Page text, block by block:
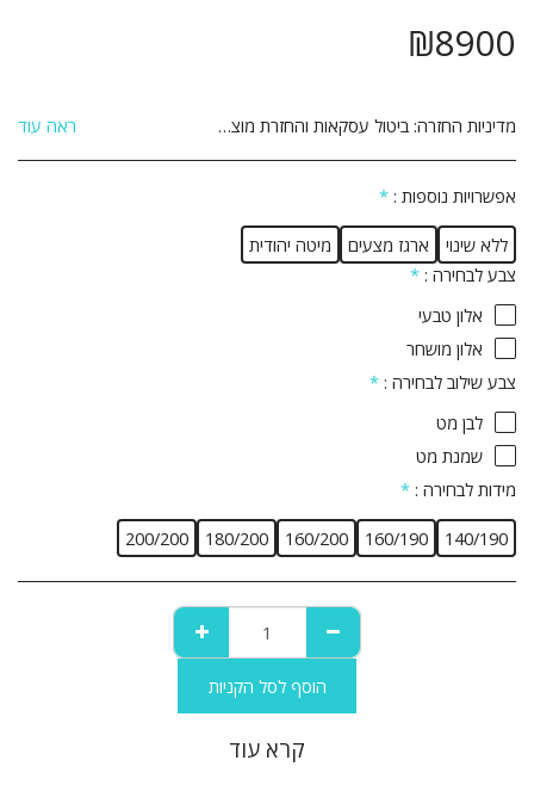
₪8900
מדיניות החזרה: ביטול עסקאות והחזרת מוצרים: הנהלת האתר עושה מאמצים רבים על מנת להבטיח את מכירתם ואספקתם של המוצרים המוצעים באתר לשביעות רצונו של הלקוח. אם לא תהיה מרוצה מן המוצר מן המוצר שרכשת תוכל לבטל את הרכישה ולהחזיר את המוצר ולקבל זיכוי כספי במחיר ששולם עבורו והוא על פי התנאים שלהלן: 1. ביטול העסקה יבוצע בתוך 14 יום שבו הלקוח קיבל את המוצר. 2. ביטול העסקה יעשה באמצעות הודעה בכתב אל הנהלת האתר באמצעות דואר רשום, פקסימיליה או דואר אלקטרוני ואשר אושרו על ידי הנהלת האתר. 3 המוצר יוחזר באריזתו המקורית, כשעדיין לא נעשה בו שימוש כלשהו וכשהוא שלם וללא פגיעה ו/או נזק ו/או פגם מכל סוג שהוא. 4 לקוח יחויב בדמי ביטול עסקה על סך 5% מערך המוצר כולל מע&quot;מ או 100 ₪ לפי הנמוך מבניהם. 5. אם המוצר סופק כבר ללקוח, חובת החזרת המוצר חלה על הלקוח והלקוח יחויב בדמי הובלה בהתאם, בנוסף לדמי הביטול הנ&quot;ל. 6. לא ניתן להחזיר מוצר שהותקן ו/או שהורכב בבית הלקוח. 7. לא ניתן להחזיר מוצר לאחר השימוש בו. 8. לא ניתן להחזיר מוצר שיוצר בהזמנה אישית בהתאם להזמנת הלקוח. 9. ביטול עסקה לפני קבלת המוצר יתבצע עד 24 שעות מסגירת העסקה ובתנאי שלא תואמה אספקה ללקוח . 10.ביטול עסקה לפני קבלת מוצר – יחויב הלקוח ב 25% דמי ביטול . ראה עוד
אפשרויות נוספות : *
ללא שינוי ארגז מצעים
מיטה יהודית
צבע לבחירה : *
אלון טבעי
אלון מושחר
צבע שילוב לבחירה : *
לבן מט
שמנת מט
מידות לבחירה : *
140/190
160/190
160/200
180/200
200/200
הוסף לסל הקניות
קרא עוד